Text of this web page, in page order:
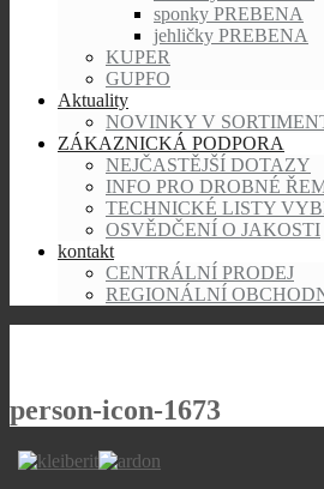
sponky PREBENA
jehličky PREBENA
KUPER
GUPFO
Aktuality
NOVINKY V
ZÁKAZNICKÁ PODPORA
NEJČASTĚJŠÍ DOTAZY
INFO PRO DROBNÉ
TECHNICKÉ LISTY
OSVĚDČENÍ O JAKOSTI
kontakt
CENTRÁLNÍ PRODEJ
REGIONÁLNÍ
person-icon-1673